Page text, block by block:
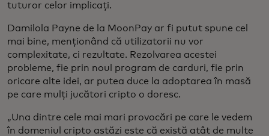
tuturor celor implicați.
Damilola Payne de la MoonPay ar fi putut spune cel
mai bine, menționând că utilizatorii nu vor
complexitate, ci rezultate. Rezolvarea acestei
probleme, fie prin noul program de carduri, fie prin
oricare alte idei, ar putea duce la adoptarea în masă
pe care mulți jucători cripto o doresc.
„Una dintre cele mai mari provocări pe care le vedem
în domeniul cripto astăzi este că există atât de multe